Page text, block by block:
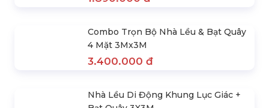
Nhà Lều Di Động Khung Lục Giác
Mái Xanh Lá 3X3M